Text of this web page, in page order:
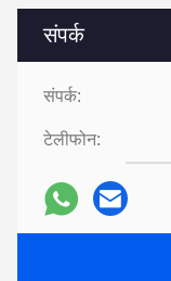
संपर्क
संपर्क:
टेलीफोन: